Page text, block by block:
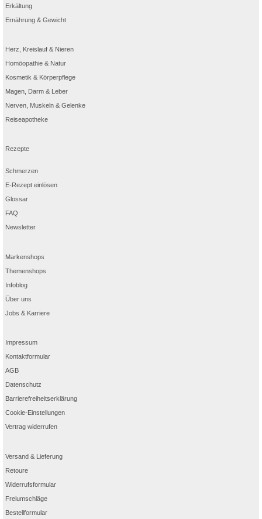
Erkältung
Ernährung & Gewicht
Herz, Kreislauf & Nieren
Homöopathie & Natur
Kosmetik & Körperpflege
Magen, Darm & Leber
Nerven, Muskeln & Gelenke
Reiseapotheke
Rezepte
Schmerzen
E-Rezept einlösen
Glossar
FAQ
Newsletter
Markenshops
Themenshops
Infoblog
Über uns
Jobs & Karriere
Impressum
Kontaktformular
AGB
Datenschutz
Barrierefreiheitserklärung
Cookie-Einstellungen
Vertrag widerrufen
Versand & Lieferung
Retoure
Widerrufsformular
Freiumschläge
Bestellformular